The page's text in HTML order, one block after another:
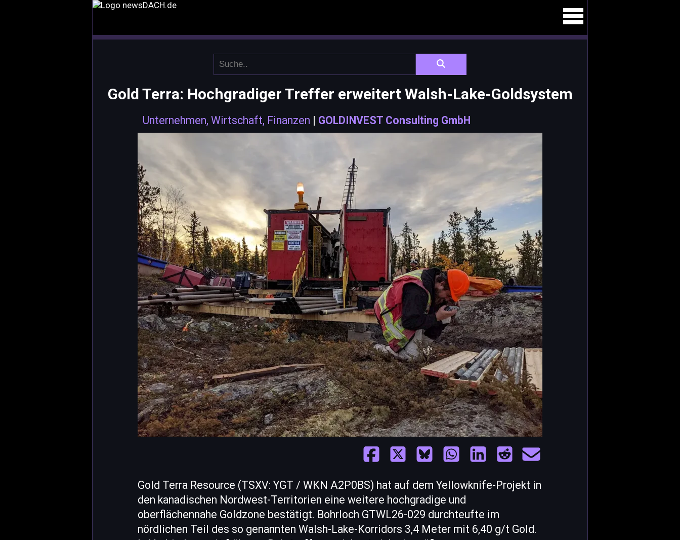
Gold Terra: Hochgradiger Treffer erweitert Walsh-Lake-Goldsystem
Unternehmen, Wirtschaft, Finanzen | GOLDINVEST Consulting GmbH
Gold Terra Resource (TSXV: YGT / WKN A2P0BS) hat auf dem Yellowknife-Projekt in
den kanadischen Nordwest-Territorien eine weitere hochgradige und
oberflächennahe Goldzone bestätigt. Bohrloch GTWL26-029 durchteufte im
nördlichen Teil des so genannten Walsh-Lake-Korridors 3,4 Meter mit 6,40 g/t Gold.